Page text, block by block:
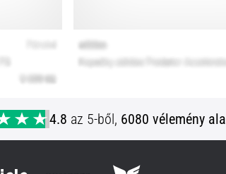
4.8 az 5-ből, 6080 vélemény